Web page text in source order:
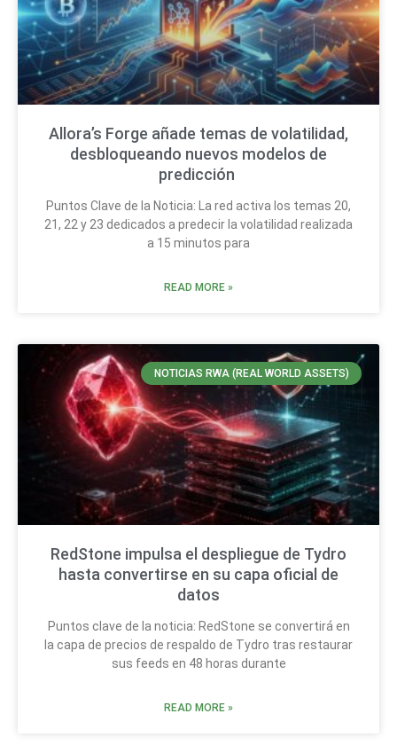
Allora’s Forge añade temas de volatilidad,
desbloqueando nuevos modelos de
predicción
Puntos Clave de la Noticia: La red activa los temas 20,
21, 22 y 23 dedicados a predecir la volatilidad realizada
a 15 minutos para
READ MORE »
NOTICIAS RWA (REAL WORLD ASSETS)
RedStone impulsa el despliegue de Tydro
hasta convertirse en su capa oficial de
datos
Puntos clave de la noticia: RedStone se convertirá en
la capa de precios de respaldo de Tydro tras restaurar
sus feeds en 48 horas durante
READ MORE »